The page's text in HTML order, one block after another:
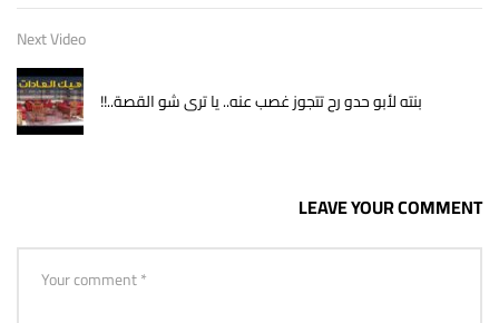
Next Video
بنته لأبو حدو رح تتجوز غصب عنه.. يا ترى شو القصة..!!
LEAVE YOUR COMMENT